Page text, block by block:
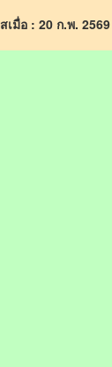
เมื่อ : 20 ก.พ. 2569